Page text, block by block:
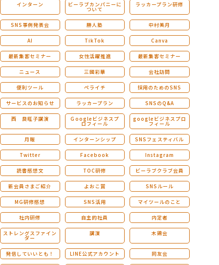
インターン ビーラブカンパニーに
ついて
ラッカープラン研修
SNS事例発表会 勝人塾 中村美月
AI TikTok Canva
最新集客セミナー 女性活躍推進 最新集客セミナー
ニュース 三國彩華 会社訪問
便利ツール ペライチ 採用のためのSNS
サービスのお知らせ ラッカープラン SNSのQ&A
西 良旺子講演 Ｇoogleビジネスプ
ロフィール
googleビジネスプロ
フィール
月報 インターンシップ SNSフェスティバル
Twitter Facebook Instagram
読書感想文 TOC研修 ビーラブクラブ会員
新会員さまご紹介 よおこ賞 SNSルール
MG研修感想 SNS活用 マイツールのこと
社内研修 自主的社員 内定者
ストレングスファイン
ダー
講演 木鶏会
発信していいとも！ LINE公式アカウント 同友会